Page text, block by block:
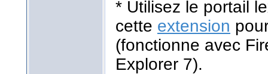
* Utilisez le portail
cette extension
(fonctionne avec
Explorer 7).